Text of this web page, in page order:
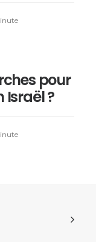
pour
Israël ?